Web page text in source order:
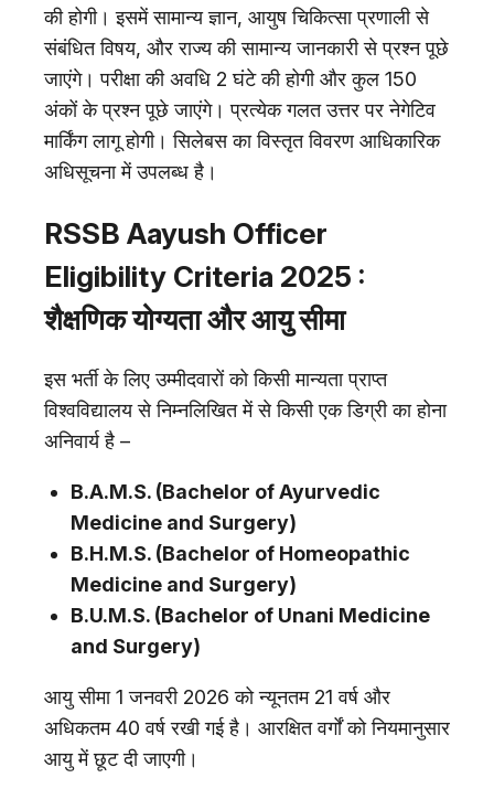
की होगी। इसमें सामान्य ज्ञान, आयुष चिकित्सा प्रणाली से
संबंधित विषय, और राज्य की सामान्य जानकारी से प्रश्न पूछे
जाएंगे। परीक्षा की अवधि 2 घंटे की होगी और कुल 150
अंकों के प्रश्न पूछे जाएंगे। प्रत्येक गलत उत्तर पर नेगेटिव
मार्किंग लागू होगी। सिलेबस का विस्तृत विवरण आधिकारिक
अधिसूचना में उपलब्ध है।
RSSB Aayush Officer
Eligibility Criteria 2025 :
शैक्षणिक योग्यता और आयु सीमा
इस भर्ती के लिए उम्मीदवारों को किसी मान्यता प्राप्त
विश्वविद्यालय से निम्नलिखित में से किसी एक डिग्री का होना
अनिवार्य है –
B.A.M.S. (Bachelor of Ayurvedic
Medicine and Surgery)
B.H.M.S. (Bachelor of Homeopathic
Medicine and Surgery)
B.U.M.S. (Bachelor of Unani Medicine
and Surgery)
आयु सीमा 1 जनवरी 2026 को न्यूनतम 21 वर्ष और
अधिकतम 40 वर्ष रखी गई है। आरक्षित वर्गों को नियमानुसार
आयु में छूट दी जाएगी।